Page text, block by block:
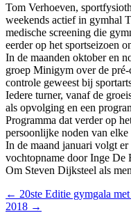
Tom Verhoeven,
weekends actief in gymhal
medische screening die
eerder op het sportseizoen
In de maanden oktober en
groep Minigym over de
controle geweest bij
Iedere turner, vanaf de
als opvolging en een
Programma dat verder op
persoonlijke noden van elke
In de maand januari volgt
vochtopname door Inge De
Om Steven Dijksteel als
Berichtnavigatie
← 20ste Editie gymgala
2018 →